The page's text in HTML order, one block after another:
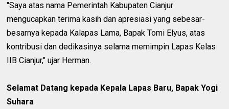
"Saya atas nama Pemerintah Kabupaten Cianjur
mengucapkan terima kasih dan apresiasi yang sebesar-
besarnya kepada Kalapas Lama, Bapak Tomi Elyus, atas
kontribusi dan dedikasinya selama memimpin Lapas Kelas
IIB Cianjur," ujar Herman.
Selamat Datang kepada Kepala Lapas Baru, Bapak Yogi
Suhara